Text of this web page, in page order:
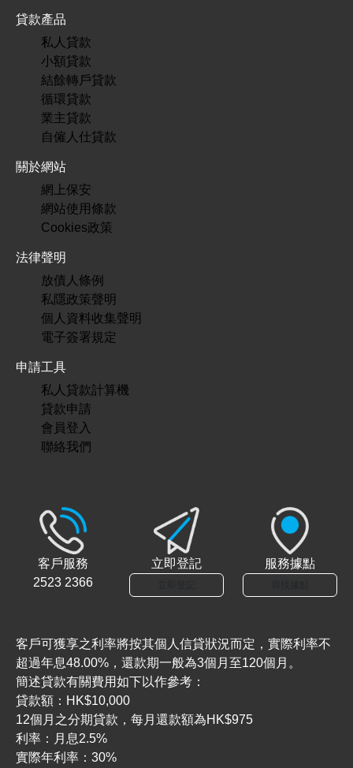
貸款產品
私人貸款
小額貸款
結餘轉戶貸款
循環貸款
業主貸款
自僱人仕貸款
關於網站
網上保安
網站使用條款
Cookies政策
法律聲明
放債人條例
私隱政策聲明
個人資料收集聲明
電子簽署規定
申請工具
私人貸款計算機
貸款申請
會員登入
聯絡我們
客戶服務
2523 2366
立即登記 服務據點
客戶可獲享之利率將按其個人信貸狀況而定，實際利率不
超過年息48.00%，還款期一般為3個月至120個月。
簡述貸款有關費用如下以作參考：
貸款額：HK$10,000
12個月之分期貸款，每月還款額為HK$975
利率：月息2.5%
實際年利率：30%